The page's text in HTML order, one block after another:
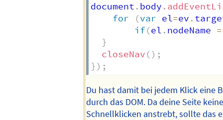
document . body .
for
(var el=ev .
if(el . nodeName
}
closeNav () ;
}) ;
Du hast damit bei jedem Klick eine
durch das DOM. Da deine Seite
Schnellklicken anstrebt, sollte das